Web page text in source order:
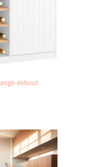
debout